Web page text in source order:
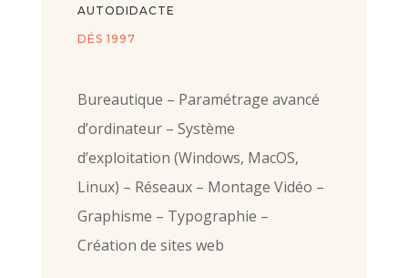
AUTODIDACTE
DÉS 1997
Bureautique – Paramétrage avancé
d’ordinateur – Système
d’exploitation (Windows, MacOS,
Linux) – Réseaux – Montage Vidéo –
Graphisme – Typographie –
Création de sites web